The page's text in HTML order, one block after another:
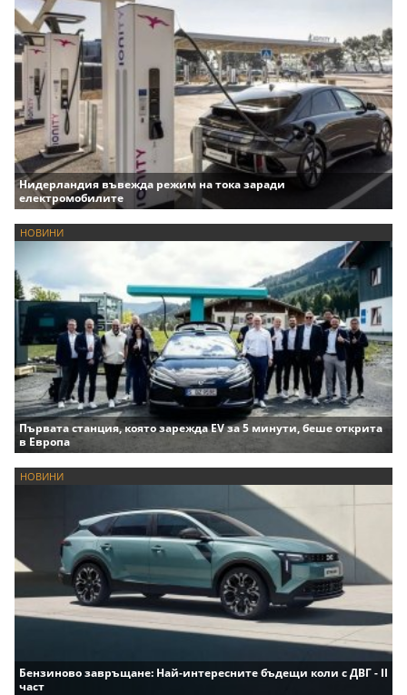
Нидерландия въвежда режим на тока заради
електромобилите
НОВИНИ
Първата станция, която зарежда EV за 5 минути, беше открита
в Европа
НОВИНИ
Бензиново завръщане: Най-интересните бъдещи коли с ДВГ - II
част